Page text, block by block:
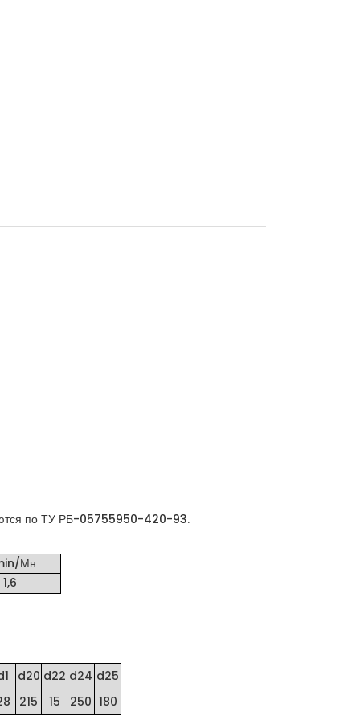
по ТУ РБ-05755950-420-93.
Мн
1,6
d20 d22 d24 d25
215 15 250 180